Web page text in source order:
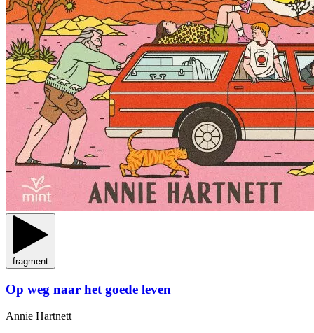
fragment
Op weg naar het goede leven
Annie Hartnett